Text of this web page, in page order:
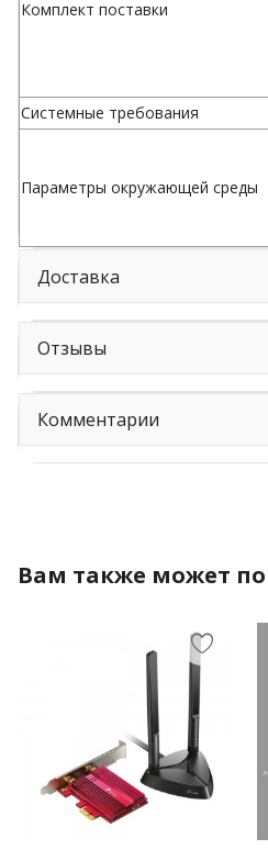
Комплект поставки
Системные требования
Параметры окружающей среды
Доставка
Отзывы
Комментарии
Вам также может